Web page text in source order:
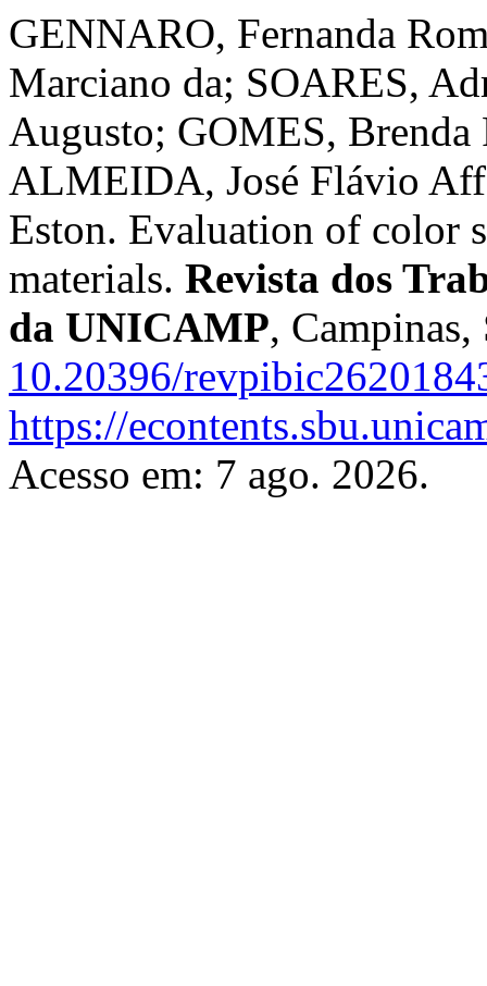
GENNARO, Fernanda
Marciano da; SOARES,
Augusto; GOMES,
ALMEIDA, José Flávio
Eston. Evaluation of color
materials. Revista dos
da UNICAMP,
10.20396/
https://
Acesso em: 7 ago. 2026.